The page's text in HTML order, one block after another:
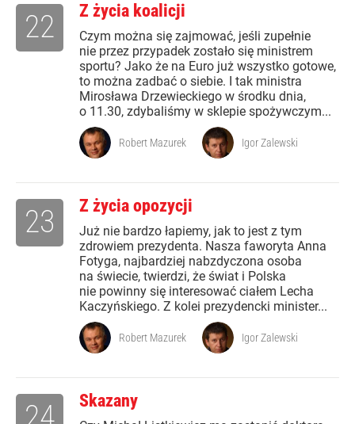
Z życia koalicji
Czym można się zajmować, jeśli zupełnie
nie przez przypadek zostało się ministrem
sportu? Jako że na Euro już wszystko gotowe,
to można zadbać o siebie. I tak ministra
Mirosława Drzewieckiego w środku dnia,
o 11.30, zdybaliśmy w sklepie spożywczym...
22
Robert Mazurek Igor Zalewski
Z życia opozycji
Już nie bardzo łapiemy, jak to jest z tym
zdrowiem prezydenta. Nasza faworyta Anna
Fotyga, najbardziej nabzdyczona osoba
na świecie, twierdzi, że świat i Polska
nie powinny się interesować ciałem Lecha
Kaczyńskiego. Z kolei prezydencki minister...
23
Robert Mazurek Igor Zalewski
Skazany
24